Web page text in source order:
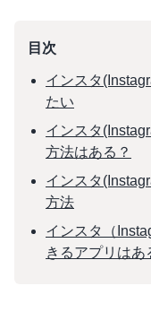
目次
インスタ
たい
インスタ
方法はある？
インスタ
方法
インスタ（
きるアプリはあ